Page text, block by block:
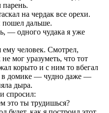
на чердак все орехи.
пошел дальше.
— одного чудака я уже
человек. Смотрел,
мог уразуметь, что тот
корыто и с ним то вбегал
в домике — чудно даже —
дыра.
спросил:
это ты трудишься?